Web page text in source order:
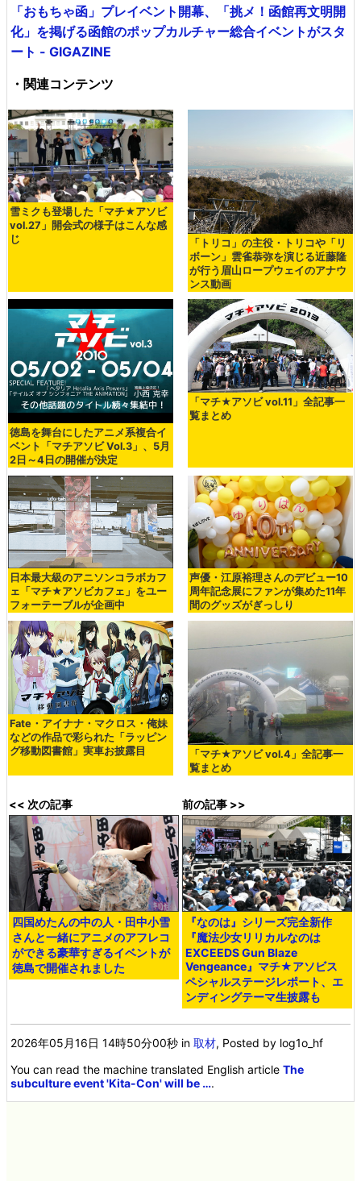
「おもちゃ函」プレイベント開幕、「挑メ！函館再文明開
化」を掲げる函館のポップカルチャー総合イベントがスタ
ート - GIGAZINE
・関連コンテンツ
雪ミクも登場した「マチ★アソビ
vol.27」開会式の様子はこんな感
じ
「トリコ」の主役・トリコや「リ
ボーン」雲雀恭弥を演じる近藤隆
が行う眉山ロープウェイのアナウ
ンス動画
徳島を舞台にしたアニメ系複合イ
ベント「マチアソビ Vol.3」、5月
2日～4日の開催が決定
「マチ★アソビ vol.11」全記事一
覧まとめ
日本最大級のアニソンコラボカフ
ェ「マチ★アソビカフェ」をユー
フォーテーブルが企画中
声優・江原裕理さんのデビュー10
周年記念展にファンが集めた11年
間のグッズがぎっしり
Fate・アイナナ・マクロス・俺妹
などの作品で彩られた「ラッピン
グ移動図書館」実車お披露目
「マチ★アソビ vol.4」全記事一
覧まとめ
<< 次の記事
四国めたんの中の人・田中小雪
さんと一緒にアニメのアフレコ
ができる豪華すぎるイベントが
徳島で開催されました
前の記事 >>
『なのは』シリーズ完全新作
『魔法少女リリカルなのは
EXCEEDS Gun Blaze
Vengeance』マチ★アソビス
ペシャルステージレポート、エ
ンディングテーマ生披露も
2026年05月16日 14時50分00秒 in取材, Posted by log1o_hf
You can read the machine translated English articleThe
subculture event 'Kita-Con' will be ….